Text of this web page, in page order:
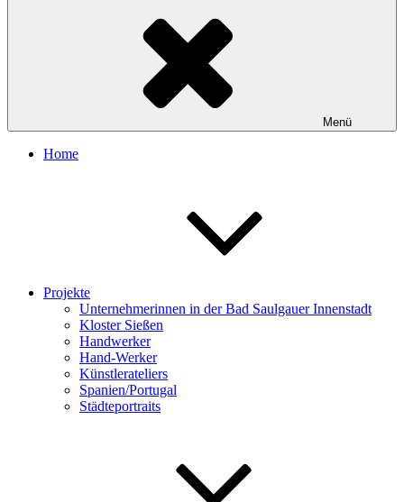
Menü
Home
Projekte
Unternehmerinnen in der Bad Saulgauer Innenstadt
Kloster Sießen
Handwerker
Hand-Werker
Künstlerateliers
Spanien/Portugal
Städteportraits